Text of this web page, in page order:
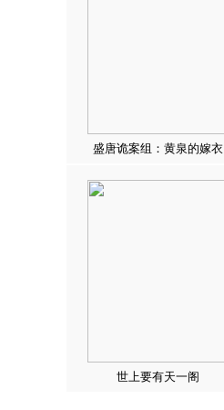
盛唐诡案组：黄泉的嫁衣
世上要有天一阁